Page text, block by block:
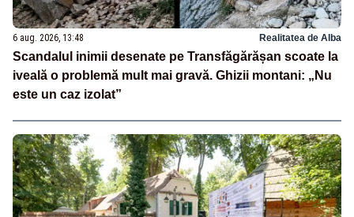
6 aug. 2026, 13:48 Realitatea de Alba
Scandalul inimii desenate pe Transfăgărășan scoate la
iveală o problemă mult mai gravă. Ghizii montani: „Nu
este un caz izolat”